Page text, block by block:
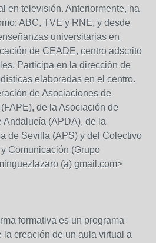
en televisión. Anteriormente, ha
ABC, TVE y RNE, y desde
universitarias en
de CEADE, centro adscrito
Participa en la dirección de
elaboradas en el centro.
de Asociaciones de
de la Asociación de
Andalucía (APDA), de la
de Sevilla (APS) y del Colectivo
Comunicación (Grupo
(a) gmail.com>
formativa es un programa
la creación de un aula virtual a